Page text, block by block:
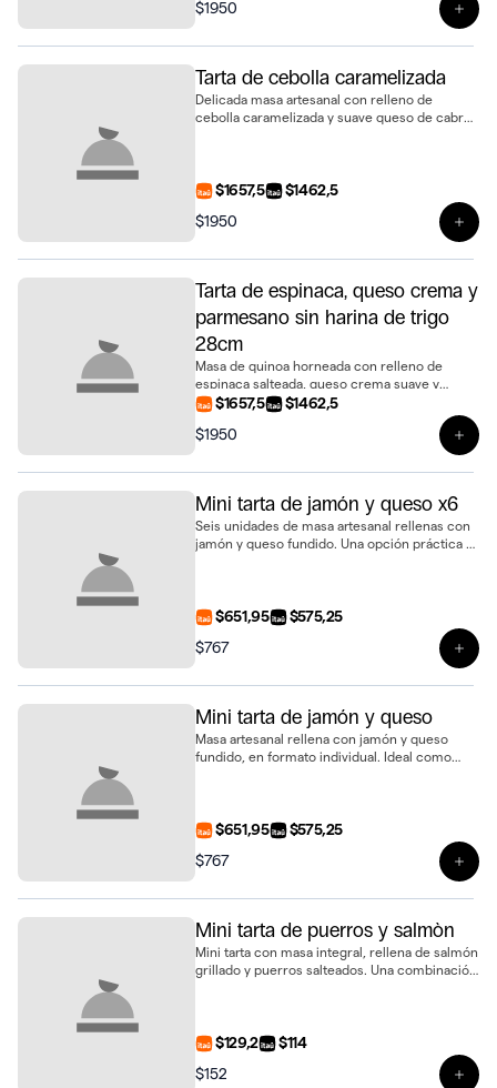
$1950
Tarta de cebolla caramelizada
Delicada masa artesanal con relleno de
cebolla caramelizada y suave queso de cabra.
$1657,5
$1462,5
$1950
Tarta de espinaca, queso crema y
parmesano sin harina de trigo
28cm
Masa de quinoa horneada con relleno de
espinaca salteada, queso crema suave y
parmesano gratinado. Una propuesta delicada
$1657,5
$1462,5
$1950
Mini tarta de jamón y queso x6
Seis unidades de masa artesanal rellenas con
jamón y queso fundido. Una opción práctica y
$651,95
$575,25
$767
Mini tarta de jamón y queso
Masa artesanal rellena con jamón y queso
fundido, en formato individual. Ideal como
$651,95
$575,25
$767
Mini tarta de puerros y salmòn
Mini tarta con masa integral, rellena de salmón
grillado y puerros salteados. Una combinación
$129,2
$114
$152